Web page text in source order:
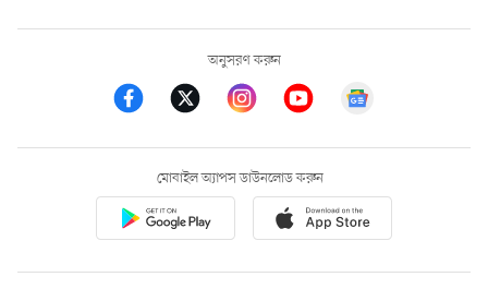
অনুসরণ করুন
মোবাইল অ্যাপস ডাউনলোড করুন